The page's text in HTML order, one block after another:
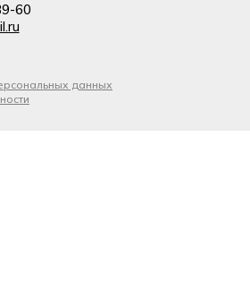
60
данных